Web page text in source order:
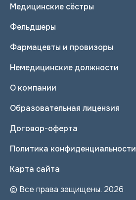
Медицинские сёстры
Фельдшеры
Фармацевты и провизоры
Немедицинские должности
О компании
Образовательная лицензия
Договор-оферта
Политика конфиденциальности
Карта сайта
© Все права защищены. 2026